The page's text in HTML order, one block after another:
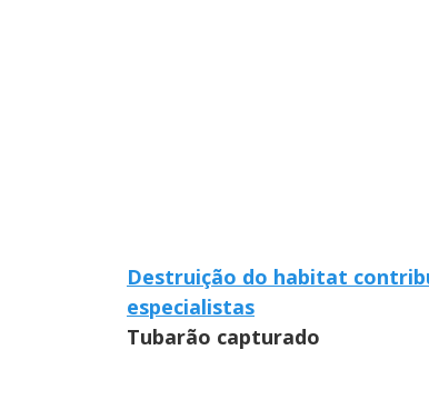
Destruição do habitat
especialistas
Tubarão capturado